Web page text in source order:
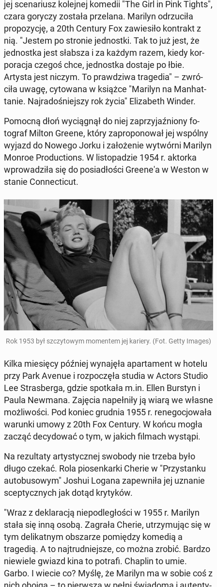
jej sce­nar­iusz kole­jnej komedii "The Girl in Pink Tights",
czara goryczy została prze­lana. Marilyn odrzu­ciła
propozy­cję, a 20th Century Fox za­w­iesiło kon­trakt z
nią. "Jestem po stronie jed­nos­t­ki. Tak to już jest, że
jed­nos­t­ka jest słabsza i za każdym razem, kiedy ko­r­
po­rac­ja czegoś chce, jed­nos­t­ka dostaje po łbie.
Artysta jest niczym. To prawdzi­wa trage­dia" – zwró­
ciła uwagę, cy­towana w książce "Marilyn na Man­hat­
tanie. Na­jradośniejszy rok życia" Eliz­a­beth Winder.
Pomocną dłoń wyciągnął do niej za­przy­jaźniony fo­
tograf Milton Greene, który za­pro­ponował jej wspólny
wyjazd do Nowego Jorku i za­łoże­nie wytwórni Marilyn
Monroe Pro­duc­tions. W listopadzie 1954 r. aktorka
wprowadz­iła się do posi­adłoś­ci Greene'a w Weston w
stanie Con­necti­cut.
Rok 1953 był szczy­towym mo­mentem jej kariery. (Fot. Getty Images)
Kilka miesię­cy później wyna­jęła aparta­ment w hotelu
przy Park Avenue i rozpoczęła studia w Actors Studio
Lee Stras­ber­ga, gdzie spotkała m.in. Ellen Burstyn i
Paula Newmana. Zajęcia napełniły ją wiarą we własne
możli­woś­ci. Pod koniec grudnia 1955 r. rene­gocjowała
warunki umowy z 20th Fox Century. W końcu mogła
zacząć de­cy­dować o tym, w jakich filmach wystąpi.
Na rezul­taty artysty­cznej swobody nie trzeba było
długo czekać. Rola piosenkar­ki Cherie w "Przys­tanku
au­to­bu­sowym" Joshui Logana za­pewniła jej uznanie
scep­ty­cznych jak dotąd kry­tyków.
"Wraz z deklaracją niepodległoś­ci w 1955 r. Marilyn
stała się inną osobą. Zagrała Cherie, utrzy­mu­jąc się w
tym de­likat­nym ob­szarze pomiędzy komedią a
tragedią. A to na­jtrud­niejsze, co można zrobić. Bardzo
niewiele gwiazd kina to potrafi. Chaplin to umie.
Garbo. I wiecie co? Myślę, że Marilyn ma w sobie coś z